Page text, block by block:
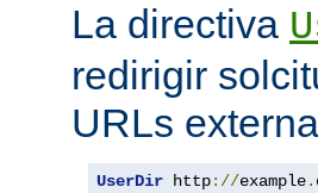
La directiva
redirigir
URLs
UserDir http://example.